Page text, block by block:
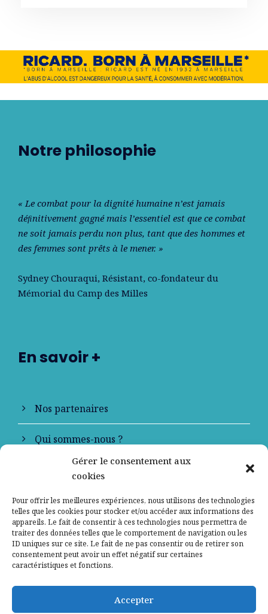
Gérer le consentement aux
cookies
Pour offrir les meilleures expériences, nous utilisons des technologies
telles que les cookies pour stocker et/ou accéder aux informations des
appareils. Le fait de consentir à ces technologies nous permettra de
traiter des données telles que le comportement de navigation ou les
ID uniques sur ce site. Le fait de ne pas consentir ou de retirer son
consentement peut avoir un effet négatif sur certaines
caractéristiques et fonctions.
Accepter
Notre philosophie
« Le combat pour la dignité humaine n’est jamais
déﬁnitivement gagné mais l’essentiel est que ce combat
ne soit jamais perdu non plus, tant que des hommes et
des femmes sont prêts à le mener. »
Sydney Chouraqui, Résistant, co-fondateur du
Mémorial du Camp des Milles
En savoir +
Nos partenaires
Qui sommes-nous ?
Contactez-nous
Mentions légales
Politique de confidentialité